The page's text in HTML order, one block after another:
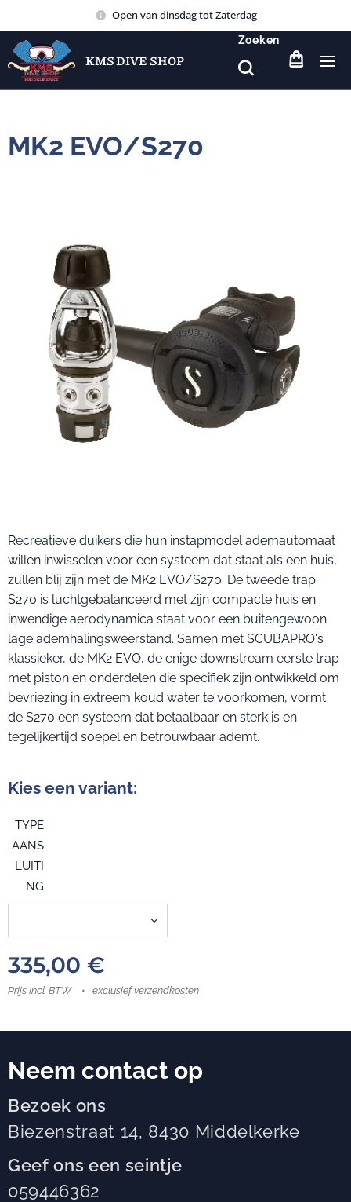
Open van dinsdag tot Zaterdag
KMS DIVE SHOP
Zoeken
MK2 EVO/S270
Recreatieve duikers die hun instapmodel ademautomaat
willen inwisselen voor een systeem dat staat als een huis,
zullen blij zijn met de MK2 EVO/S270. De tweede trap
S270 is luchtgebalanceerd met zijn compacte huis en
inwendige aerodynamica staat voor een buitengewoon
lage ademhalingsweerstand. Samen met SCUBAPRO's
klassieker, de MK2 EVO, de enige downstream eerste trap
met piston en onderdelen die specifiek zijn ontwikkeld om
bevriezing in extreem koud water te voorkomen, vormt
de S270 een systeem dat betaalbaar en sterk is en
tegelijkertijd soepel en betrouwbaar ademt.
Kies een variant:
TYPE
AANS
LUITI
NG
335,00 €
Prijs Incl. BTW exclusief verzendkosten
Neem contact op
Bezoek ons
Biezenstraat 14, 8430 Middelkerke
Geef ons een seintje
059446362